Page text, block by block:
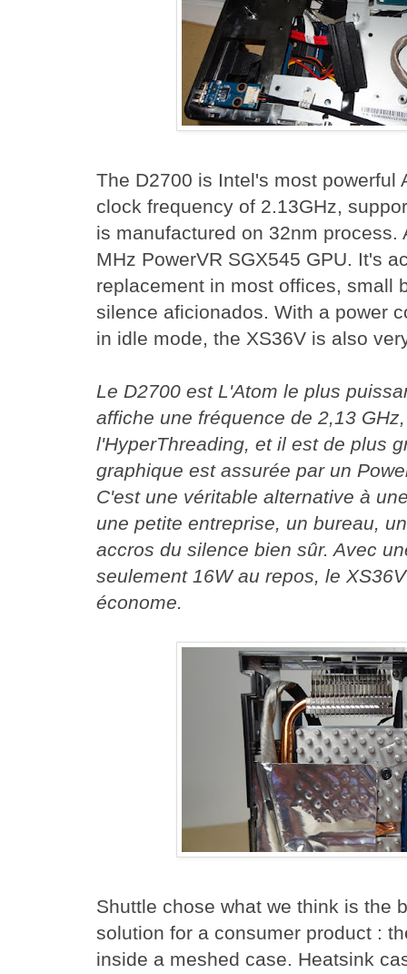
The D2700 is Intel's most powerful
clock frequency of 2.13GHz,
is manufactured on 32nm process.
MHz PowerVR SGX545 GPU. It's
replacement in most offices, small
silence aficionados. With a power
in idle mode, the XS36V is also
Le D2700 est L'Atom le plus
affiche une fréquence de 2,13
l'HyperThreading, et il est de plus
graphique est assurée par un
C'est une véritable alternative à
une petite entreprise, un bureau,
accros du silence bien sûr. Avec
seulement 16W au repos, le
économe.
Shuttle chose what we think is the
solution for a consumer product :
inside a meshed case. Heatsink